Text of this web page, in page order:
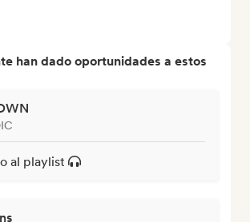
han dado oportunidades a estos
al playlist